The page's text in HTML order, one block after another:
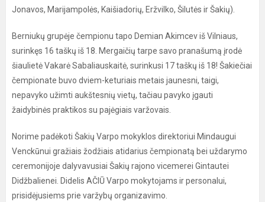
Jonavos, Marijampolės, Kaišiadorių, Eržvilko, Šilutės ir Šakių).
Berniukų grupėje čempionu tapo Demian Akimcev iš Vilniaus,
surinkęs 16 taškų iš 18. Mergaičių tarpe savo pranašumą įrodė
šiaulietė Vakarė Sabaliauskaitė, surinkusi 17 taškų iš 18! Šakiečiai
čempionate buvo dviem-keturiais metais jaunesni, taigi,
nepavyko užimti aukštesnių vietų, tačiau pavyko įgauti
žaidybinės praktikos su pajėgiais varžovais.
Norime padėkoti Šakių Varpo mokyklos direktoriui Mindaugui
Venckūnui gražiais žodžiais atidarius čempionatą bei uždarymo
ceremonijoje dalyvavusiai Šakių rajono vicemerei Gintautei
Didžbalienei. Didelis AČIŪ Varpo mokytojams ir personalui,
prisidėjusiems prie varžybų organizavimo.